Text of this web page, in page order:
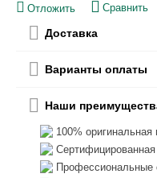
Отложить Сравнить
Доставка
Варианты оплаты
Наши
100% оригинальная
Профессиональные